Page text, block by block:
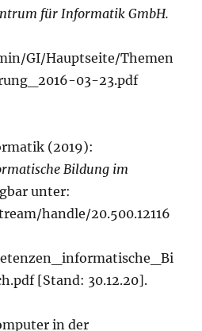
für Informatik GmbH.
GI/Hauptseite/Themen
03-23.pdf
(2019):
Bildung im
unter:
handle/20.500.12116
[Stand: 30.12.20].
in der